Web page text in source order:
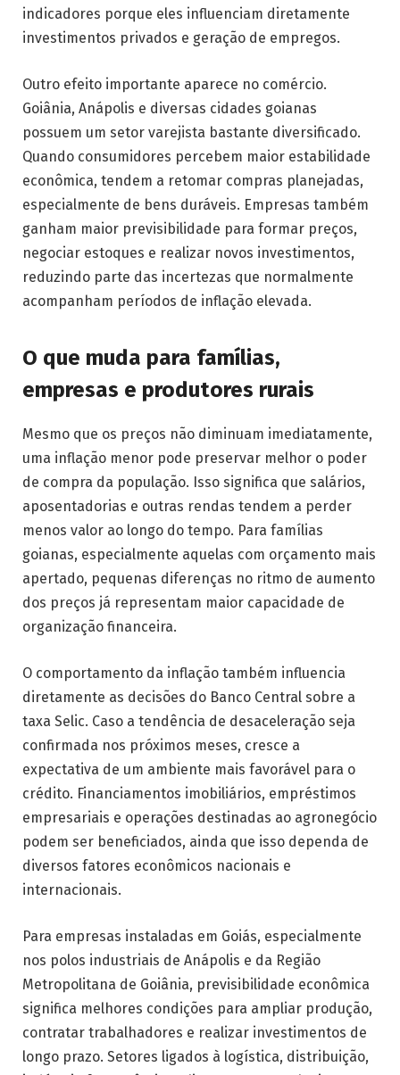
indicadores porque eles influenciam diretamente
investimentos privados e geração de empregos.
Outro efeito importante aparece no comércio.
Goiânia, Anápolis e diversas cidades goianas
possuem um setor varejista bastante diversificado.
Quando consumidores percebem maior estabilidade
econômica, tendem a retomar compras planejadas,
especialmente de bens duráveis. Empresas também
ganham maior previsibilidade para formar preços,
negociar estoques e realizar novos investimentos,
reduzindo parte das incertezas que normalmente
acompanham períodos de inflação elevada.
O que muda para famílias,
empresas e produtores rurais
Mesmo que os preços não diminuam imediatamente,
uma inflação menor pode preservar melhor o poder
de compra da população. Isso significa que salários,
aposentadorias e outras rendas tendem a perder
menos valor ao longo do tempo. Para famílias
goianas, especialmente aquelas com orçamento mais
apertado, pequenas diferenças no ritmo de aumento
dos preços já representam maior capacidade de
organização financeira.
O comportamento da inflação também influencia
diretamente as decisões do Banco Central sobre a
taxa Selic. Caso a tendência de desaceleração seja
confirmada nos próximos meses, cresce a
expectativa de um ambiente mais favorável para o
crédito. Financiamentos imobiliários, empréstimos
empresariais e operações destinadas ao agronegócio
podem ser beneficiados, ainda que isso dependa de
diversos fatores econômicos nacionais e
internacionais.
Para empresas instaladas em Goiás, especialmente
nos polos industriais de Anápolis e da Região
Metropolitana de Goiânia, previsibilidade econômica
significa melhores condições para ampliar produção,
contratar trabalhadores e realizar investimentos de
longo prazo. Setores ligados à logística, distribuição,